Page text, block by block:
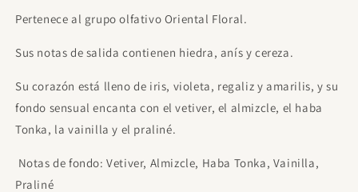
Pertenece al grupo olfativo Oriental Floral.
Sus notas de salida contienen hiedra, anís y cereza.
Su corazón está lleno de iris, violeta, regaliz y amarilis, y su
fondo sensual encanta con el vetiver, el almizcle, el haba
Tonka, la vainilla y el praliné.
Notas de fondo: Vetiver, Almizcle, Haba Tonka, Vainilla,
Praliné